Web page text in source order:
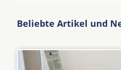
Beliebte Artikel und